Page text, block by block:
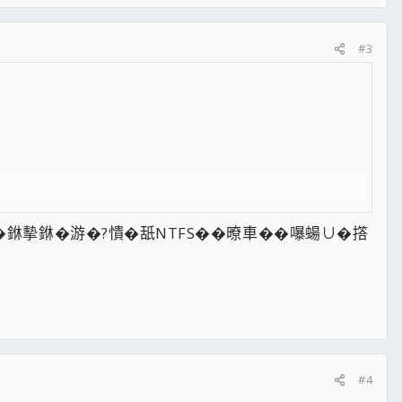
#3
摰銝�游�?憒�舐NTFS��暸車��嚗蝪∪�撘
#4